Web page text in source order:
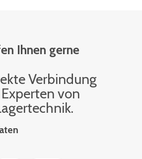
Ihnen gerne
Ver­bin­dung
von